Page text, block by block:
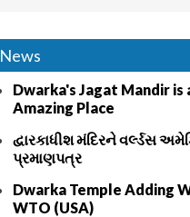
News
Dwarka's Jagat Mandir
Amazing Place
દ્વારકાધીશ મંદિરને વર્લ્ડસ
પ્રમાણપત્ર
Dwarka Temple Adding
WTO (USA)